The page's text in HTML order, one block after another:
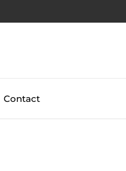
Contact